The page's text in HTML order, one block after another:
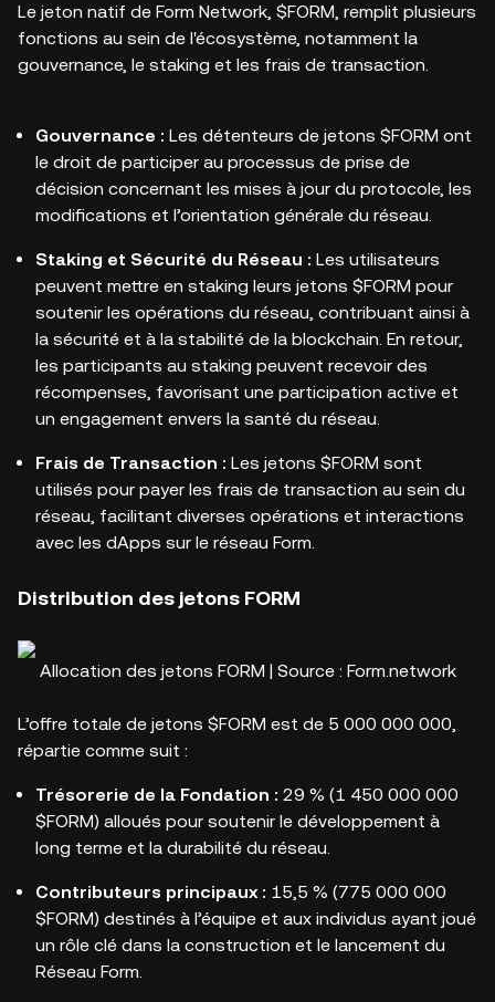
Le jeton natif de Form Network, $FORM, remplit plusieurs
fonctions au sein de l'écosystème, notamment la
gouvernance, le staking et les frais de transaction.
Gouvernance : Les détenteurs de jetons $FORM ont
le droit de participer au processus de prise de
décision concernant les mises à jour du protocole, les
modifications et l’orientation générale du réseau.
Staking et Sécurité du Réseau : Les utilisateurs
peuvent mettre en staking leurs jetons $FORM pour
soutenir les opérations du réseau, contribuant ainsi à
la sécurité et à la stabilité de la blockchain. En retour,
les participants au staking peuvent recevoir des
récompenses, favorisant une participation active et
un engagement envers la santé du réseau.
Frais de Transaction : Les jetons $FORM sont
utilisés pour payer les frais de transaction au sein du
réseau, facilitant diverses opérations et interactions
avec les dApps sur le réseau Form.
Distribution des jetons FORM
Allocation des jetons FORM | Source : Form.network
L’offre totale de jetons $FORM est de 5 000 000 000,
répartie comme suit :
Trésorerie de la Fondation : 29 % (1 450 000 000
$FORM) alloués pour soutenir le développement à
long terme et la durabilité du réseau.
Contributeurs principaux : 15,5 % (775 000 000
$FORM) destinés à l’équipe et aux individus ayant joué
un rôle clé dans la construction et le lancement du
Réseau Form.